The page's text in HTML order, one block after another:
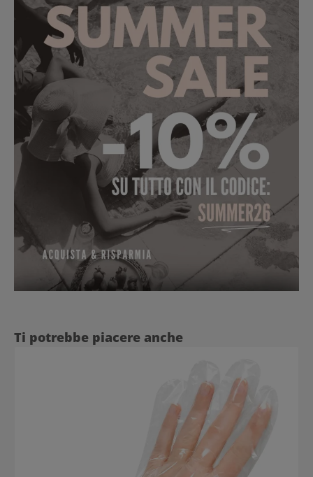
Salta la galleria dei prodotti
Ti potrebbe piacere anche